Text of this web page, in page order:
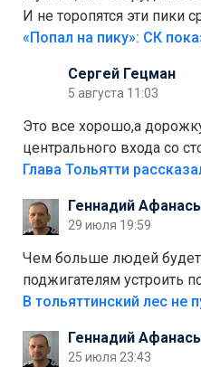
И не торопятся эти пики
Сергей Гецман
5 августа 11:03
Это все хорошо,а
центрального входа со
аттракционам слабо
лежала в парке и
украли.
Геннадий
29 июля 19:59
Чем больше людей будет
поджигателям устроить
костры,тех надо
Штрафы мизерные.
Геннадий
25 июля 23:43